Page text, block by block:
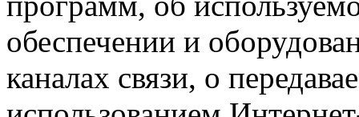
обеспечении и
каналах связи, о